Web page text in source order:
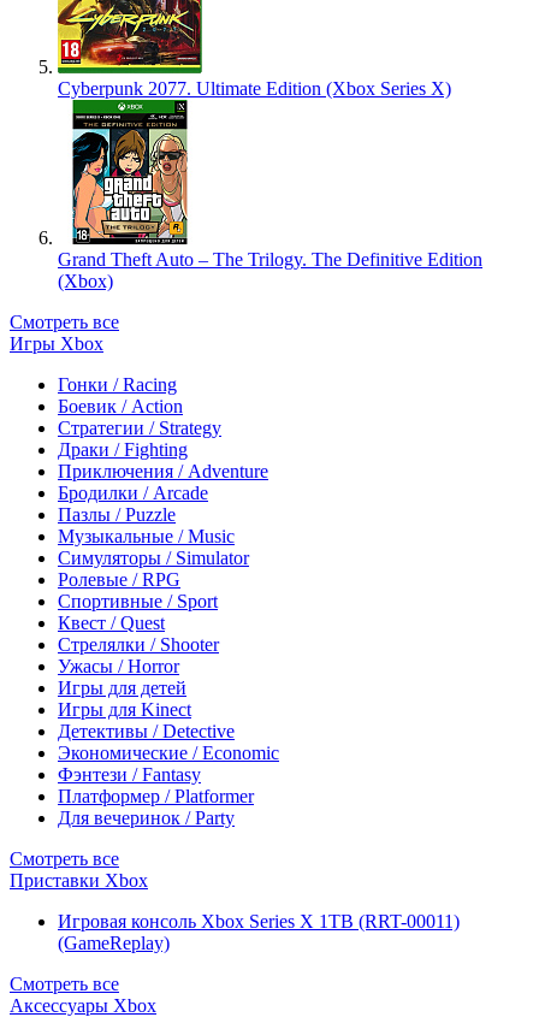
Cyberpunk 2077. Ultimate Edition (Xbox Series X)
Grand Theft Auto – The Trilogy. The Definitive Edition
(Xbox)
Смотреть все
Игры Xbox
Гонки / Racing
Боевик / Action
Стратегии / Strategy
Драки / Fighting
Приключения / Adventure
Бродилки / Arcade
Пазлы / Puzzle
Музыкальные / Music
Симуляторы / Simulator
Ролевые / RPG
Спортивные / Sport
Квест / Quest
Стрелялки / Shooter
Ужасы / Horror
Игры для детей
Игры для Kinect
Детективы / Detective
Экономические / Economic
Фэнтези / Fantasy
Платформер / Platformer
Для вечеринок / Party
Смотреть все
Приставки Xbox
Игровая консоль Xbox Series X 1TB (RRT-00011)
(GameReplay)
Смотреть все
Аксессуары Xbox